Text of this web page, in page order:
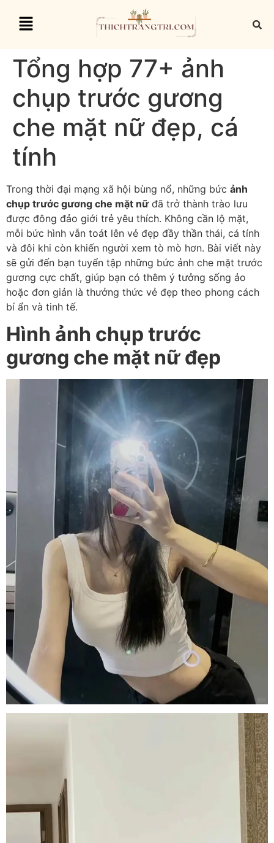
Tổng hợp 77+ ảnh
chụp trước gương
che mặt nữ đẹp, cá
tính
Trong thời đại mạng xã hội bùng nổ, những bức ảnh
chụp trước gương che mặt nữđã trở thành trào lưu
được đông đảo giới trẻ yêu thích. Không cần lộ mặt,
mỗi bức hình vẫn toát lên vẻ đẹp đầy thần thái, cá tính
và đôi khi còn khiến người xem tò mò hơn. Bài viết này
sẽ gửi đến bạn tuyển tập những bức ảnh che mặt trước
gương cực chất, giúp bạn có thêm ý tưởng sống ảo
hoặc đơn giản là thưởng thức vẻ đẹp theo phong cách
bí ẩn và tinh tế.
Hình ảnh chụp trước
gương che mặt nữ đẹp